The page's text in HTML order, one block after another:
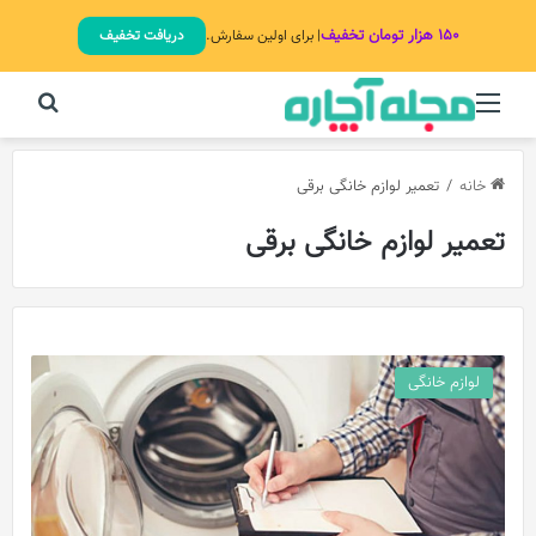
۱۵۰ هزار تومان تخفیف | برای اولین سفارش. دریافت تخفیف
منو
خانه / تعمیر لوازم خانگی برقی
تعمیر لوازم خانگی برقی
لوازم خانگی